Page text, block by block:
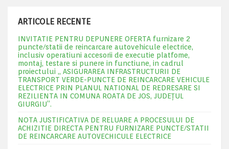
ARTICOLE RECENTE
INVITATIE PENTRU DEPUNERE OFERTA furnizare 2
puncte/statii de reincarcare autovehicule electrice,
inclusiv operatiuni accesorii de executie platfome,
montaj, testare si punere in functiune, in cadrul
proiectului „ ASIGURAREA INFRASTRUCTURII DE
TRANSPORT VERDE-PUNCTE DE REINCARCARE VEHICULE
ELECTRICE PRIN PLANUL NATIONAL DE REDRESARE SI
REZILIENTA IN COMUNA ROATA DE JOS, JUDEŢUL
GIURGIU”.
NOTA JUSTIFICATIVA DE RELUARE A PROCESULUI DE
ACHIZITIE DIRECTA PENTRU FURNIZARE PUNCTE/STATII
DE REINCARCARE AUTOVECHICULE ELECTRICE